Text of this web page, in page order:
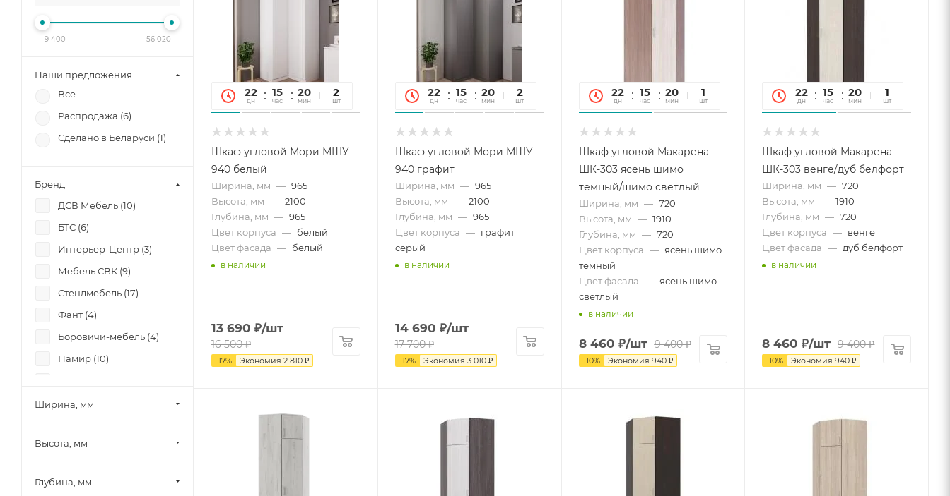
22
дн
15
час
20
мин
12
сек
2
шт
Шкаф угловой Мори МШУ
940 белый
Ширина, мм — 965
Высота, мм — 2100
Глубина, мм — 965
Цвет корпуса — белый
Цвет фасада — белый
в наличии
13 690 ₽/шт
16 500₽
-17% Экономия 2 810 ₽
22
дн
15
час
20
мин
12
сек
2
шт
Шкаф угловой Мори МШУ
940 графит
Ширина, мм — 965
Высота, мм — 2100
Глубина, мм — 965
Цвет корпуса — графит
серый
в наличии
14 690 ₽/шт
17 700₽
-17% Экономия 3 010₽
22
дн
15
час
20
мин
12
сек
1
шт
Шкаф угловой Макарена
ШК-303 ясень шимо
темный/шимо светлый
Ширина, мм — 720
Высота, мм — 1910
Глубина, мм — 720
Цвет корпуса — ясень шимо
темный
Цвет фасада — ясень шимо
светлый
в наличии
8 460 ₽/шт 9 400₽
-10% Экономия 940₽
22
дн
15
час
20
мин
12
сек
1
шт
Шкаф угловой Макарена
ШК-303 венге/дуб белфорт
Ширина, мм — 720
Высота, мм — 1910
Глубина, мм — 720
Цвет корпуса — венге
Цвет фасада — дуб белфорт
в наличии
8 460 ₽/шт 9 400₽
-10% Экономия940 ₽
9 400 56 020
Наши предложения
Все
Распродажа (6)
Сделано в Беларуси (1)
Бренд
ДСВ Мебель (10)
БТС (6)
Интерьер-Центр (3)
Мебель СВК (9)
Стендмебель (17)
Фант (4)
Боровичи-мебель (4)
Памир (10)
Миф (19
Тэкс (7
БРВ-Мебель (
Ширина, мм
Высота, мм
Глубина, мм